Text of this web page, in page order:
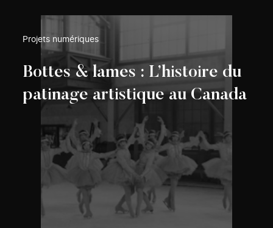
Projets numériques
Bottes & lames : L’histoire du
patinage artistique au Canada